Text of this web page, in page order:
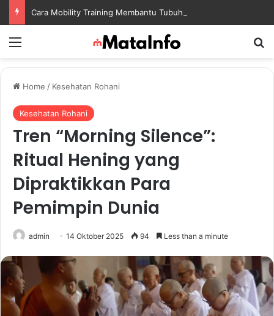
Home / Kesehatan Rohani
Kesehatan Rohani
Tren “Morning Silence”:
Ritual Hening yang
Dipraktikkan Para
Pemimpin Dunia
admin 14 Oktober 2025 94 Less than a minute